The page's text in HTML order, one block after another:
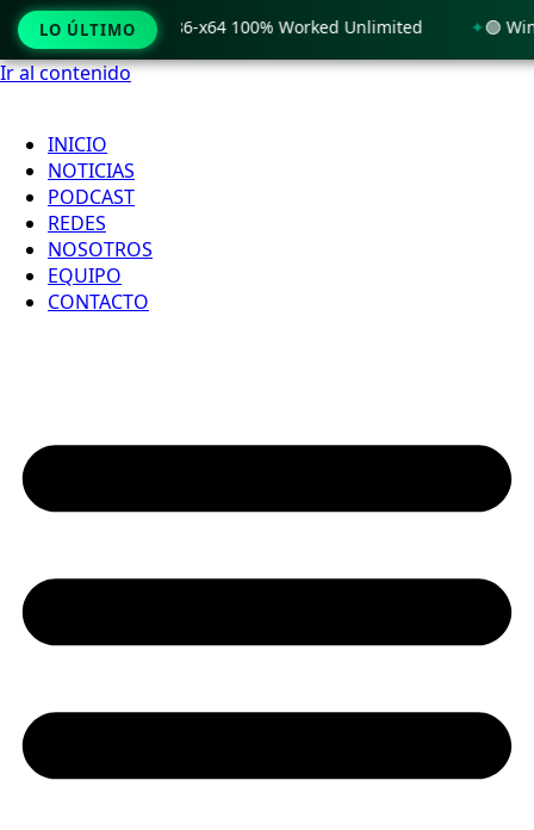
Ir al contenido
INICIO
NOTICIAS
PODCAST
REDES
NOSOTROS
EQUIPO
CONTACTO
LO ÚLTIMO
11 x86-x64 100% Worked Unlimited 🟢 WinRAR